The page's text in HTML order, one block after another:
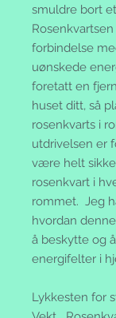
smuldre bort
forbindelse
uønskede
foretatt en
huset ditt, så
rosenkvarts i
utdrivelsen er
være helt
rosenkvart i
rommet. Jeg
hvordan
å beskytte og
energifelter i
Lykkesten for